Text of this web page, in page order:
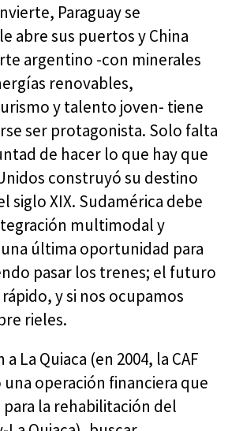
Paraguay se
abre sus puertos y China
argentino -con minerales
renovables,
y talento joven- tiene
ser protagonista. Solo falta
de hacer lo que hay que
construyó su destino
siglo XIX. Sudamérica debe
multimodal y
última oportunidad para
pasar los trenes; el futuro
y si nos ocupamos
rieles.
La Quiaca (en 2004, la CAF
operación financiera que
la rehabilitación del